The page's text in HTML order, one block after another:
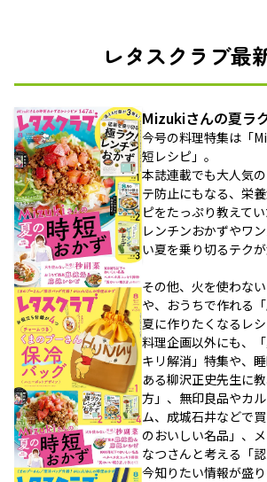
レタスクラブ最
Mizukiさんの夏ラ
今号の料理特集は「
短レシピ」。
本誌連載でも大人気
テ防止にもなる、栄
ピをたっぷり教えて
レンチンおかずやワ
い夏を乗り切るテクが
その他、火を使わない
や、おうちで作れる
夏に作りたくなるレシ
料理企画以外にも、
キリ解消」特集や、
ある柳沢正史先生に
方」、無印良品やカ
ム、成城石井などで
のおいしい名品」、
なつさんと考える「
今知りたい情報が盛り